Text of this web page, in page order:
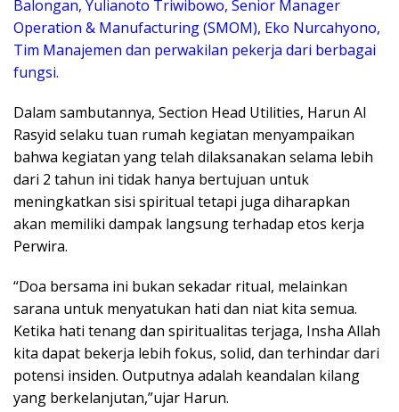
Balongan, Yulianoto Triwibowo, Senior Manager
Operation & Manufacturing (SMOM), Eko Nurcahyono,
Tim Manajemen dan perwakilan pekerja dari berbagai
fungsi.
Dalam sambutannya, Section Head Utilities, Harun Al
Rasyid selaku tuan rumah kegiatan menyampaikan
bahwa kegiatan yang telah dilaksanakan selama lebih
dari 2 tahun ini tidak hanya bertujuan untuk
meningkatkan sisi spiritual tetapi juga diharapkan
akan memiliki dampak langsung terhadap etos kerja
Perwira.
“Doa bersama ini bukan sekadar ritual, melainkan
sarana untuk menyatukan hati dan niat kita semua.
Ketika hati tenang dan spiritualitas terjaga, Insha Allah
kita dapat bekerja lebih fokus, solid, dan terhindar dari
potensi insiden. Outputnya adalah keandalan kilang
yang berkelanjutan,”ujar Harun.